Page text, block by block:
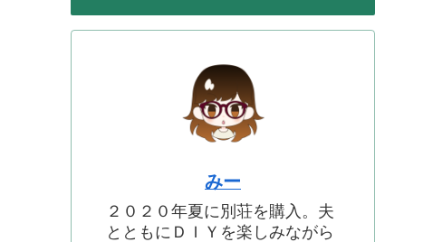
みー
２０２０年夏に別荘を購入。夫
とともにＤＩＹを楽しみながら